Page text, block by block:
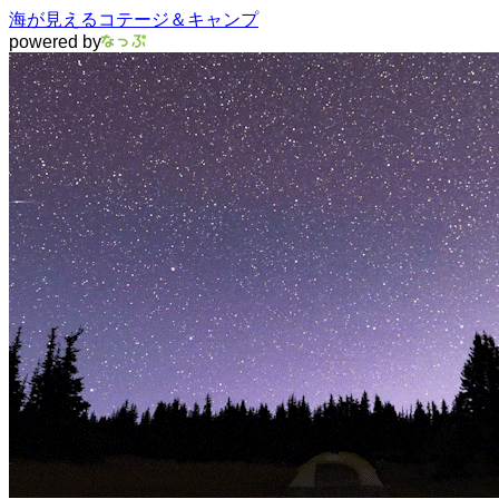
海が見えるコテージ＆キャンプ
powered by